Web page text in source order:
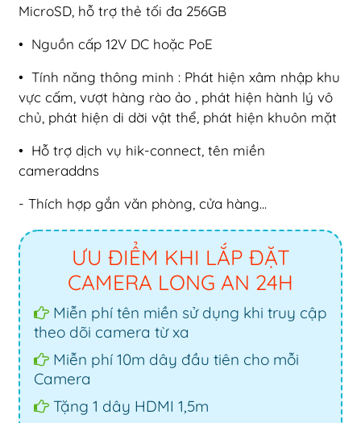
MicroSD, hỗ trợ thẻ tối đa 256GB
• Nguồn cấp 12V DC hoặc PoE
• Tính năng thông minh : Phát hiện xâm nhập khu
vực cấm, vượt hàng rào ảo , phát hiện hành lý vô
chủ, phát hiện di dời vật thể, phát hiện khuôn mặt
• Hỗ trợ dịch vụ hik-connect, tên miền
cameraddns
- Thích hợp gắn văn phòng, cửa hàng...
ƯU ĐIỂM KHI LẮP ĐẶT
CAMERA LONG AN 24H
Miễn phí tên miền sử dụng khi truy cập
theo dõi camera từ xa
Miễn phí 10m dây đầu tiên cho mỗi
Camera
Tặng 1 dây HDMI 1,5m